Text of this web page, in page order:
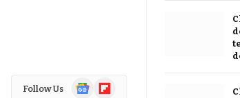
Follow Us
GoogleFlipboard